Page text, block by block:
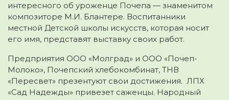
интересного об уроженце Почепа — знаменитом
композиторе М.И. Блантере. Воспитанники
местной Детской школы искусств, которая носит
его имя, представят выставку своих работ.
Предприятия ООО «Молград» и ООО «Почеп-
Молоко», Почепский хлебокомбинат, ТНВ
«Пересвет» презентуют свои достижения. ЛПХ
«Сад Надежды» привезет саженцы. Народный